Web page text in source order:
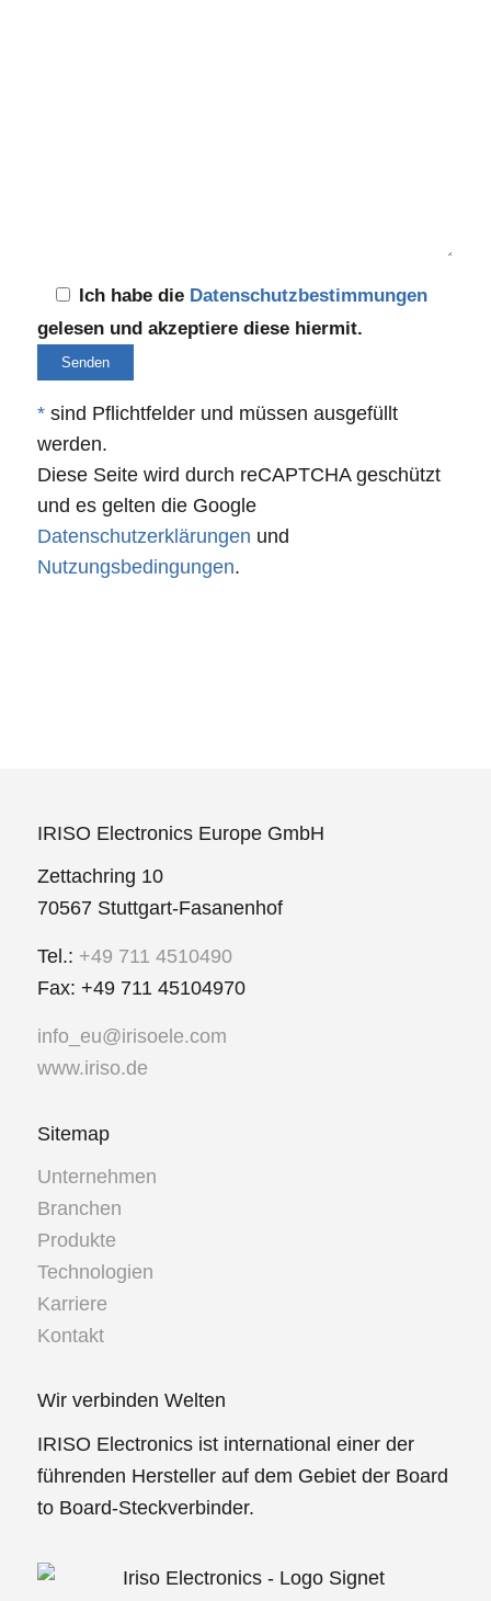
Ich habe die Datenschutzbestimmungen
gelesen und akzeptiere diese hiermit.
*sind Pflichtfelder und müssen ausgefüllt
werden.
Diese Seite wird durch reCAPTCHA geschützt
und es gelten die Google
Datenschutzerklärungen und
Nutzungsbedingungen.
IRISO Electronics Europe GmbH
Zettachring 10
70567 Stuttgart-Fasanenhof
Tel.: +49 711 4510490
Fax: +49 711 45104970
info_eu@irisoele.com
www.iriso.de
Sitemap
Unternehmen
Branchen
Produkte
Technologien
Karriere
Kontakt
Wir verbinden Welten
IRISO Electronics ist international einer der
führenden Hersteller auf dem Gebiet der Board
to Board-Steckverbinder.